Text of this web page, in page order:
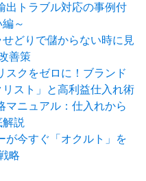
出トラブル対応の事例付
～
せどりで儲からない時に見
善策
スクをゼロに！ブランド
スト」と高利益仕入れ術
マニュアル：仕入れから
説
が今すぐ「オクルト」を
略